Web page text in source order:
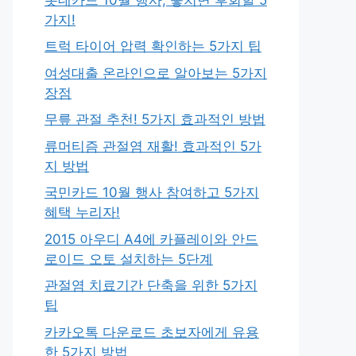
가지!
트럭 타이어 압력 확인하는 5가지 팁
여성대출 온라인으로 알아보는 5가지
장점
무릎 관절 추천! 5가지 효과적인 방법
류머티즘 관절염 재활! 효과적인 5가
지 방법
국민카드 10월 행사 참여하고 5가지
혜택 누리자!
2015 아우디 A4에 카플레이와 안드
로이드 오토 설치하는 5단계
관절염 치료기간 단축을 위한 5가지
팁
카카오톡 다운로드 초보자에게 유용
한 5가지 방법